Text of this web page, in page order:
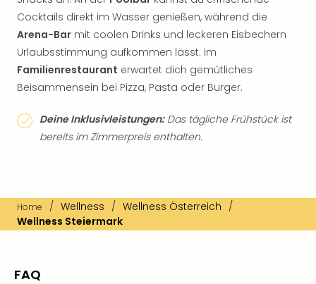
Cocktails direkt im Wasser genießen, während die
Arena-Bar mit coolen Drinks und leckeren Eisbechern
Urlaubsstimmung aufkommen lässt. Im
Familienrestaurant erwartet dich gemütliches
Beisammensein bei Pizza, Pasta oder Burger.
Deine Inklusivleistungen:Das tägliche Frühstück ist
bereits im Zimmerpreis enthalten.
Home / Wellness / Wellness Österreich /
Wellness Steiermark
FAQ